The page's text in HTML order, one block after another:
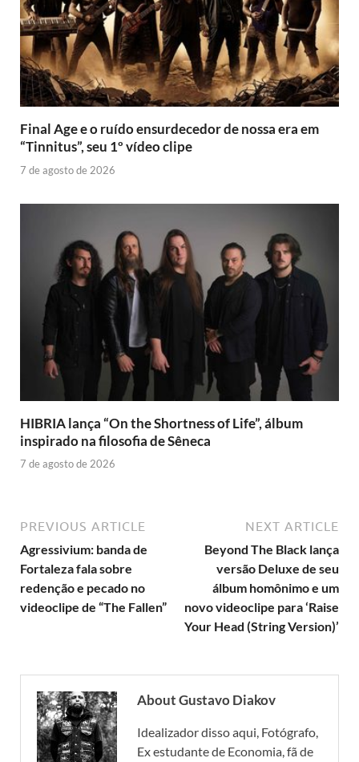
Final Age e o ruído ensurdecedor de nossa era em
“Tinnitus”, seu 1º vídeo clipe
7 de agosto de 2026
HIBRIA lança “On the Shortness of Life”, álbum
inspirado na filosofia de Sêneca
7 de agosto de 2026
PREVIOUS ARTICLE
Agressivium: banda de
Fortaleza fala sobre
redenção e pecado no
videoclipe de “The Fallen”
NEXT ARTICLE
Beyond The Black lança
versão Deluxe de seu
álbum homônimo e um
novo videoclipe para ‘Raise
Your Head (String Version)’
About Gustavo Diakov
Idealizador disso aqui, Fotógrafo,
Ex estudante de Economia, fã de